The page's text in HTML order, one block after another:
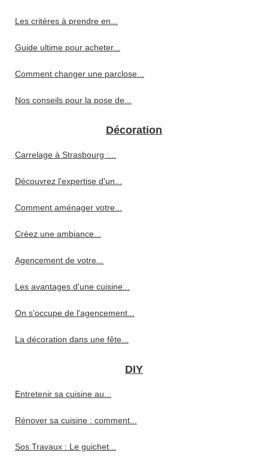
Les critères à prendre en...
Guide ultime pour acheter...
Comment changer une parclose...
Nos conseils pour la pose de...
Décoration
Carrelage à Strasbourg :...
Découvrez l'expertise d'un...
Comment aménager votre...
Créez une ambiance...
Agencement de votre...
Les avantages d'une cuisine...
On s'occupe de l'agencement...
La décoration dans une fête...
DIY
Entretenir sa cuisine au...
Rénover sa cuisine : comment...
Sos Travaux : Le guichet...